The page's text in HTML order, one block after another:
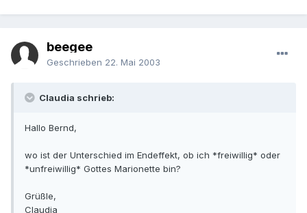
beegee
Geschrieben 22. Mai 2003
Claudia schrieb:
Hallo Bernd,
wo ist der Unterschied im Endeffekt, ob ich *freiwillig* oder
*unfreiwillig* Gottes Marionette bin?
Grüßle,
Claudia